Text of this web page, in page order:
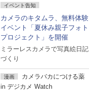
イベント告知
カメラのキタムラ、無料体験
イベント「夏休み親子フォト
プロジェクト」を開催
ミラーレスカメラで写真絵日記
づくり
漫画
カメラバカにつける薬
in デジカメ Watch